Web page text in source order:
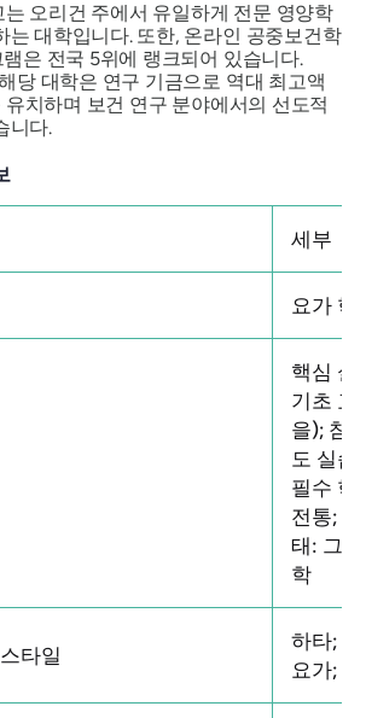
오리건 주에서 유일하게 전문 영양학
는 대학입니다. 또한, 온라인 공중보건학
은 전국 5위에 랭크되어 있습니다.
당 대학은 연구 기금으로 역대 최고액
치하며 보건 연구 분야에서의 선도적
니다.
세부
요가 학
핵심 실
기초 교
을); 참
도 실습
필수 학
전통;
태: 그
학
타일
하타;
요가;